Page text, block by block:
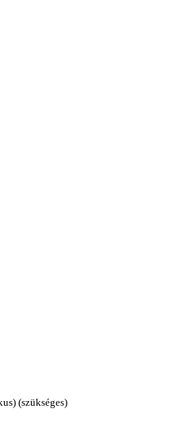
(szükséges)